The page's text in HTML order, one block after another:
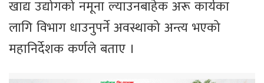
खाद्य उद्योगको नमूना ल्याउनबाहेक अरू कार्यका
लागि विभाग धाउनुपर्ने अवस्थाको अन्त्य भएको
महानिर्देशक कर्णले बताए ।